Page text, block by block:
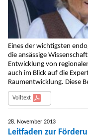
Eines der wichtigsten
die ansässige
Entwicklung von
auch im Blick auf die
Raumentwicklung. Diese
Volltext
28. November 2013
Leitfaden zur